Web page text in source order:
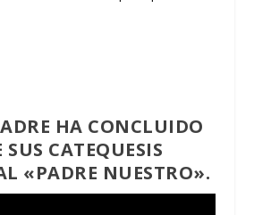
HA CONCLUIDO
SUS CATEQUESIS
«PADRE NUESTRO».